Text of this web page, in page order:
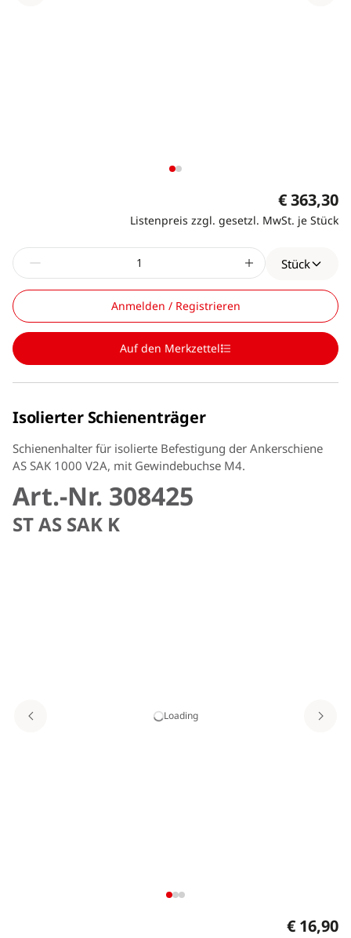
€ 363,30
Listenpreis zzgl. gesetzl. MwSt. je Stück
Stück
Anmelden / Registrieren
Auf den Merkzettel
Isolierter Schienenträger
Schienenhalter für isolierte Befestigung der Ankerschiene
AS SAK 1000 V2A, mit Gewindebuchse M4.
Art.-Nr. 308425
ST AS SAK K
Loading
€ 16,90